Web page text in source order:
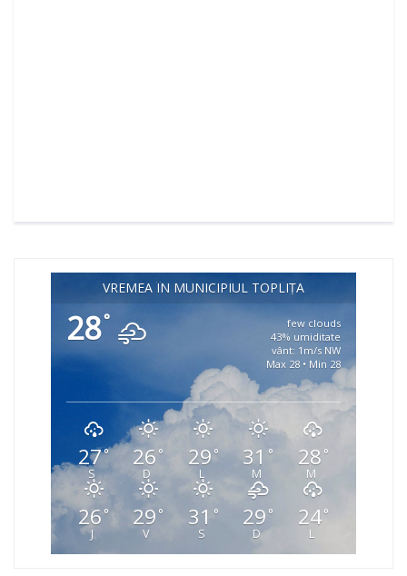
VREMEA ÎN MUNICIPIUL TOPLIȚA
28°
few clouds
43% umiditate
vânt: 1m/s NW
Max 28 • Min 28
27°
S
26 °
D
29°
L
31 °
M
28 °
M
26 °
J
29 °
V
31 °
S
29 °
D
24°
L